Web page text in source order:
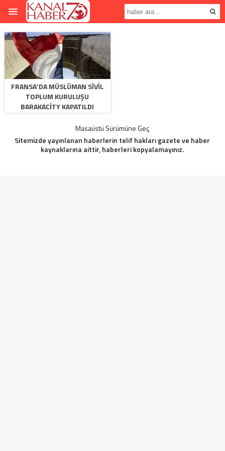
FRANSA’DA MÜSLÜMAN SIVIL
TOPLUM KURULUŞU
BARAKACITY KAPATILDI
Masaüstü Sürümüne Geç
Sitemizde yayınlanan haberlerin telif hakları gazete ve haber
kaynaklarına aittir, haberleri kopyalamayınız.